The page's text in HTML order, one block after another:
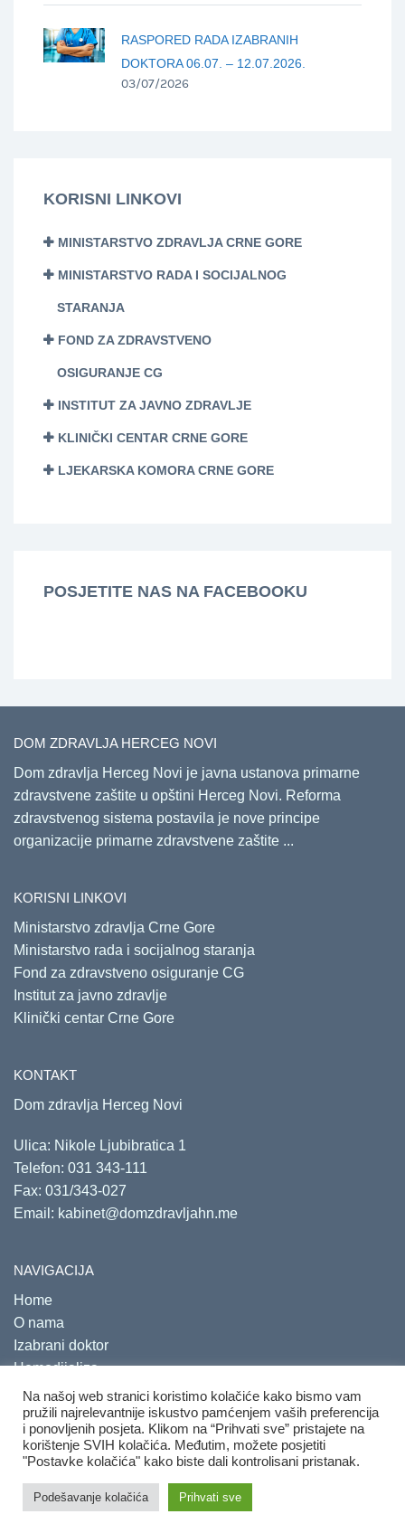
RASPORED RADA IZABRANIH
DOKTORA 06.07. – 12.07.2026.
03/07/2026
KORISNI LINKOVI
MINISTARSTVO ZDRAVLJA CRNE GORE
MINISTARSTVO RADA I SOCIJALNOG
STARANJA
FOND ZA ZDRAVSTVENO
OSIGURANJE CG
INSTITUT ZA JAVNO ZDRAVLJE
KLINIČKI CENTAR CRNE GORE
LJEKARSKA KOMORA CRNE GORE
POSJETITE NAS NA FACEBOOKU
DOM ZDRAVLJA HERCEG NOVI
Dom zdravlja Herceg Novi je javna ustanova primarne
zdravstvene zaštite u opštini Herceg Novi. Reforma
zdravstvenog sistema postavila je nove principe
organizacije primarne zdravstvene zaštite ...
KORISNI LINKOVI
Ministarstvo zdravlja Crne Gore
Ministarstvo rada i socijalnog staranja
Fond za zdravstveno osiguranje CG
Institut za javno zdravlje
Klinički centar Crne Gore
KONTAKT
Dom zdravlja Herceg Novi
Ulica: Nikole Ljubibratica 1
Telefon: 031 343-111
Fax: 031/343-027
Email: kabinet@domzdravljahn.me
NAVIGACIJA
Home
O nama
Izabrani doktor
Hemodijaliza
Savjetovališta
Copyright 2020. Sva prava su zadržana.
ECO
Na našoj web stranici koristimo kolačiće kako bismo vam
pružili najrelevantnije iskustvo pamćenjem vaših preferencija
i ponovljenih posjeta. Klikom na “Prihvati sve” pristajete na
korištenje SVIH kolačića. Međutim, možete posjetiti
"Postavke kolačića" kako biste dali kontrolisani pristanak.
Podešavanje kolačića Prihvati sve